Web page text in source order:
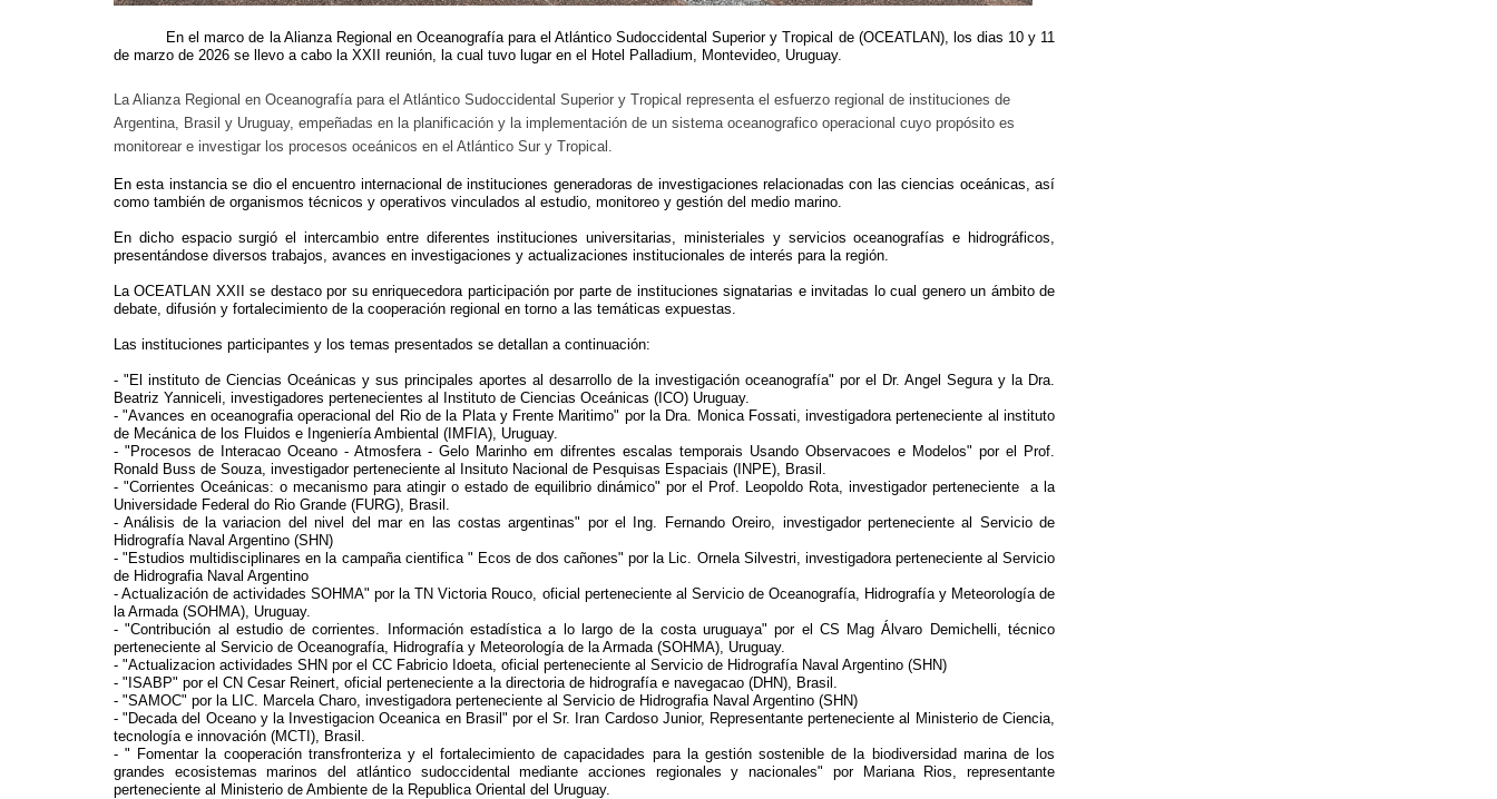
En el marco de la Alianza Regional en Oceanografía para el Atlántico Sudoccidental Superior y Tropical de (OCEATLAN), los dias 10 y 11
de marzo de 2026 se llevo a cabo la XXII reunión, la cual tuvo lugar en el Hotel Palladium, Montevideo, Uruguay.
La Alianza Regional en Oceanografía para el Atlántico Sudoccidental Superior y Tropical representa el esfuerzo regional de instituciones de
Argentina, Brasil y Uruguay, empeñadas en la planificación y la implementación de un sistema oceanografico operacional cuyo propósito es
monitorear e investigar los procesos oceánicos en el Atlántico Sur y Tropical.
En esta instancia se dio el encuentro internacional de instituciones generadoras de investigaciones relacionadas con las ciencias oceánicas, así
como también de organismos técnicos y operativos vinculados al estudio, monitoreo y gestión del medio marino.
En dicho espacio surgió el intercambio entre diferentes instituciones universitarias, ministeriales y servicios oceanografías e hidrográficos,
presentándose diversos trabajos, avances en investigaciones y actualizaciones institucionales de interés para la región.
La OCEATLAN XXII se destaco por su enriquecedora participación por parte de instituciones signatarias e invitadas lo cual genero un ámbito de
debate, difusión y fortalecimiento de la cooperación regional en torno a las temáticas expuestas.
Las instituciones participantes y los temas presentados se detallan a continuación:
- "El instituto de Ciencias Oceánicas y sus principales aportes al desarrollo de la investigación oceanografía" por el Dr. Angel Segura y la Dra.
Beatriz Yanniceli, investigadores pertenecientes al Instituto de Ciencias Oceánicas (ICO) Uruguay.
- "Avances en oceanografia operacional del Rio de la Plata y Frente Maritimo" por la Dra. Monica Fossati, investigadora perteneciente al instituto
de Mecánica de los Fluidos e Ingeniería Ambiental (IMFIA), Uruguay.
- "Procesos de Interacao Oceano - Atmosfera - Gelo Marinho em difrentes escalas temporais Usando Observacoes e Modelos" por el Prof.
Ronald Buss de Souza, investigador perteneciente al Insituto Nacional de Pesquisas Espaciais (INPE), Brasil.
- "Corrientes Oceánicas: o mecanismo para atingir o estado de equilibrio dinámico" por el Prof. Leopoldo Rota, investigador perteneciente a la
Universidade Federal do Rio Grande (FURG), Brasil.
- Análisis de la variacion del nivel del mar en las costas argentinas" por el Ing. Fernando Oreiro, investigador perteneciente al Servicio de
Hidrografía Naval Argentino (SHN)
- "Estudios multidisciplinares en la campaña cientifica " Ecos de dos cañones" por la Lic. Ornela Silvestri, investigadora perteneciente al Servicio
de Hidrografia Naval Argentino
- Actualización de actividades SOHMA" por la TN Victoria Rouco, oficial perteneciente al Servicio de Oceanografía, Hidrografía y Meteorología de
la Armada (SOHMA), Uruguay.
- "Contribución al estudio de corrientes. Información estadística a lo largo de la costa uruguaya" por el CS Mag Álvaro Demichelli, técnico
perteneciente al Servicio de Oceanografía, Hidrografía y Meteorología de la Armada (SOHMA), Uruguay.
- "Actualizacion actividades SHN por el CC Fabricio Idoeta, oficial perteneciente al Servicio de Hidrografía Naval Argentino (SHN)
- "ISABP" por el CN Cesar Reinert, oficial perteneciente a la directoria de hidrografía e navegacao (DHN), Brasil.
- "SAMOC" por la LIC. Marcela Charo, investigadora perteneciente al Servicio de Hidrografia Naval Argentino (SHN)
- "Decada del Oceano y la Investigacion Oceanica en Brasil" por el Sr. Iran Cardoso Junior, Representante perteneciente al Ministerio de Ciencia,
tecnología e innovación (MCTI), Brasil.
- " Fomentar la cooperación transfronteriza y el fortalecimiento de capacidades para la gestión sostenible de la biodiversidad marina de los
grandes ecosistemas marinos del atlántico sudoccidental mediante acciones regionales y nacionales" por Mariana Rios, representante
perteneciente al Ministerio de Ambiente de la Republica Oriental del Uruguay.